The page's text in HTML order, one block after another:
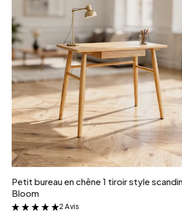
Petit bureau en chêne 1 tiroir style
Bloom
&
2 Avis